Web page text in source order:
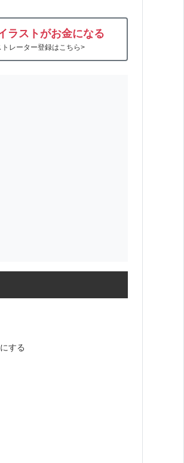
ラストがお金になる
レーター登録はこちら>
する